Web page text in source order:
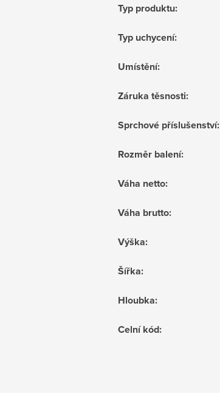
Typ produktu:
Typ uchycení:
Umístění:
Záruka těsnosti:
Sprchové příslušenství:
Rozměr balení:
Váha netto:
Váha brutto:
Výška:
Šířka:
Hloubka:
Celní kód: